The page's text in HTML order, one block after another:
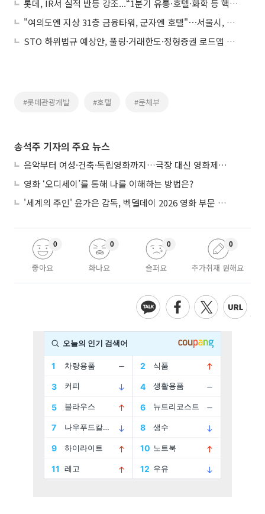
롯데, IR서 실적 반등 강조...“1분기 유통·호텔·화학 등 핵심사업군 영업익↑”
"여의도엔 지상 31층 금융타워, 군자엔 호텔"⋯서울시, 미래도시 개발 속도
STO 하위법규 예상안, 풀링·거래한도·정형증권 로드맵 제시
#롯데관광개발 #호텔 #문체부
송석주 기자의 주요 뉴스
음악부터 여성·건축·독립영화까지…극장 대신 영화제로 즐기는 스크린 여행
영화 ‘오디세이’를 통해 나를 이해하는 방법은?
'세계의 주인' 윤가은 감독, 벡델데이 2026 영화 부문 벡델리안 감독 선정
좋아요
0
화나요
0
슬퍼요
0
추가취재 원해요
0